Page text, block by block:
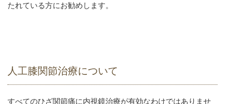
たれている方にお勧めします。
人工膝関節治療について
すべてのひざ関節痛に内視鏡治療が有効なわけではありませ